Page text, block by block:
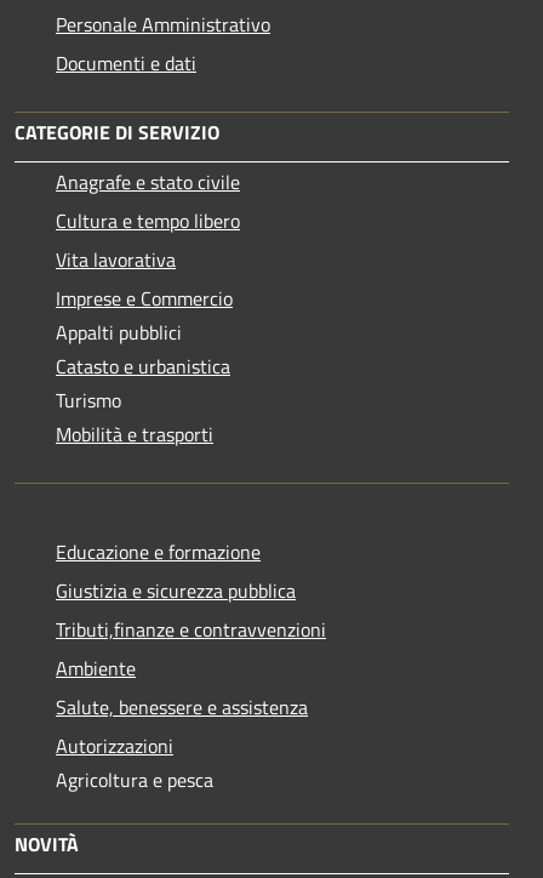
Personale Amministrativo
Documenti e dati
CATEGORIE DI SERVIZIO
Anagrafe e stato civile
Cultura e tempo libero
Vita lavorativa
Imprese e Commercio
Appalti pubblici
Catasto e urbanistica
Turismo
Mobilità e trasporti
Educazione e formazione
Giustizia e sicurezza pubblica
Tributi,finanze e contravvenzioni
Ambiente
Salute, benessere e assistenza
Autorizzazioni
Agricoltura e pesca
NOVITÀ